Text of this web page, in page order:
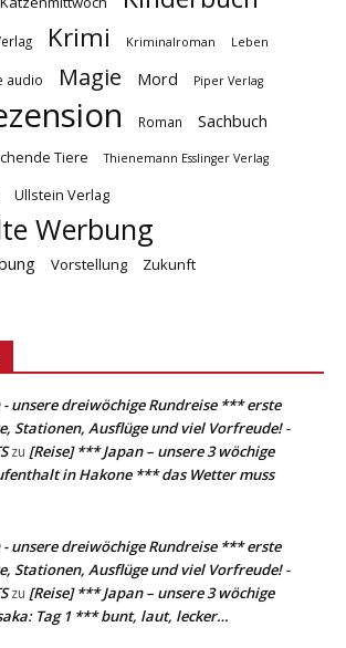
Krimi Kriminalroman Leben
audio Magie Mord Piper Verlag
Roman Sachbuch
Tiere Thienemann Esslinger Verlag
Ullstein Verlag
Werbung
Vorstellung Zukunft
- unsere dreiwöchige Rundreise *** erste
Stationen, Ausflüge und viel Vorfreude! -
zu [Reise] *** Japan – unsere 3 wöchige
in Hakone *** das Wetter muss
- unsere dreiwöchige Rundreise *** erste
Stationen, Ausflüge und viel Vorfreude! -
zu [Reise] *** Japan – unsere 3 wöchige
Tag 1 *** bunt, laut, lecker…